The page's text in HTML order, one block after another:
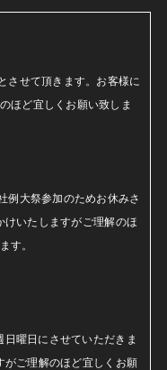
させて頂きます。お客様に
ほど宜しくお願い致しま
例大祭参加のためお休みさ
いたしますがご理解のほ
す。
曜日にさせていただきま
ご理解のほど宜しくお願